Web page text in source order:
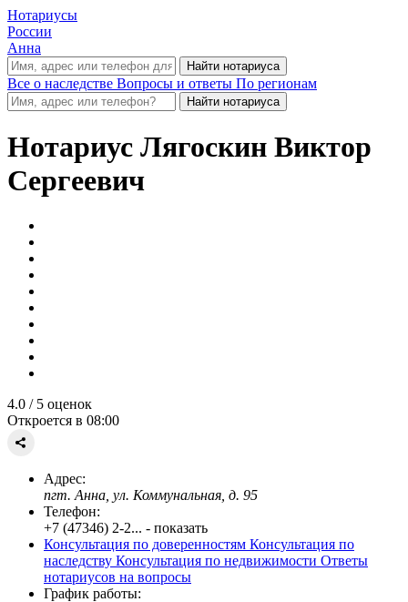
Нотариусы
России
Анна
Все о наследстве Вопросы и ответы По регионам
Нотариус Лягоскин Виктор
Сергеевич
4.0 / 5 оценок
Откроется в 08:00
Адрес:
пгт. Анна, ул. Коммунальная, д. 95
Телефон:
+7 (47346) 2-2... - показать
Консультация по доверенностям Консультация по
наследству Консультация по недвижимости Ответы
нотариусов на вопросы
График работы: